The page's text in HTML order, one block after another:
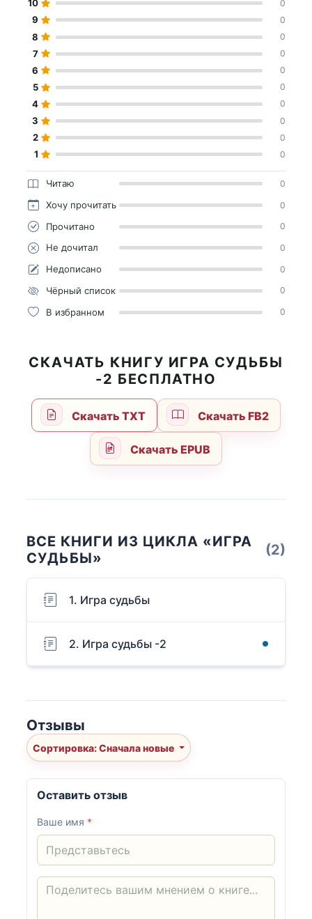
10 0
9 0
8 0
7 0
6 0
5 0
4 0
3 0
2 0
1 0
Читаю 0
Хочу прочитать 0
Прочитано 0
Не дочитал 0
Недописано 0
Чёрный список 0
В избранном 0
СКАЧАТЬ КНИГУ ИГРА СУДЬБЫ
-2 БЕСПЛАТНО
Скачать TXT Скачать FB2
Скачать EPUB
ВСЕ КНИГИ ИЗ ЦИКЛА «ИГРА
СУДЬБЫ»
(2)
1. Игра судьбы
2. Игра судьбы -2
Отзывы
Сортировка: Сначала новые
Оставить отзыв
Ваше имя *